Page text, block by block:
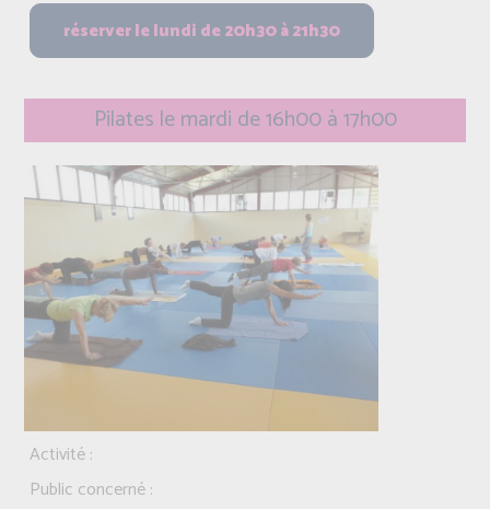
Pilates le mardi de 16h00 à 17h00
Activité :
Public concerné :